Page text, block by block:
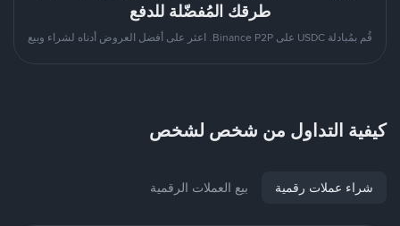
طرقك المُفضّلة للدفع
قُم بمُبادلة USDC على Binance P2P. اعثر على أفضل العروض أدناه لشراء وبيع
كيفية التداول من شخص لشخص
شراء عملات رقمية بيع العملات الرقمية